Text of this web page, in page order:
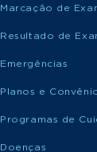
Marcação de
Resultado de
Emergências
Planos e
Programas de
Doenças